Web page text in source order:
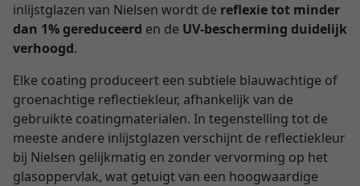
inlijstglazen van Nielsen wordt de reflexie tot minder
dan 1% gereduceerd en de UV-bescherming duidelijk
verhoogd.
Elke coating produceert een subtiele blauwachtige of
groenachtige reflectiekleur, afhankelijk van de
gebruikte coatingmaterialen. In tegenstelling tot de
meeste andere inlijstglazen verschijnt de reflectiekleur
bij Nielsen gelijkmatig en zonder vervorming op het
glasoppervlak, wat getuigt van een hoogwaardige